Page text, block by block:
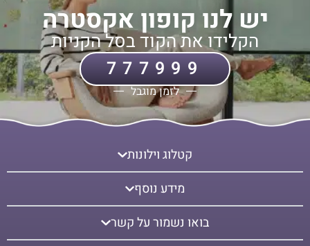
יש לנו קופון אקסטרה
הקלידו את הקוד בסל הקניות
777999
לזמן מוגבל
קטלוג וילונות
מידע נוסף
בואו נשמור על קשר